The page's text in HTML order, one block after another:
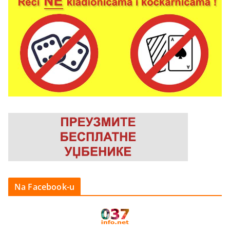
Na Facebook-u